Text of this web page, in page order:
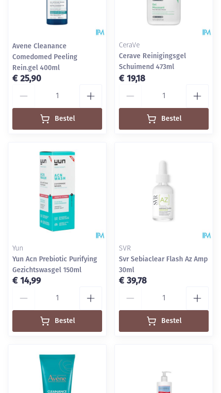
Avene Cleanance
Comedomed Peeling
Rein.gel 400ml
€ 25,90
Bestel
CeraVe
Cerave Reinigingsgel
Schuimend 473ml
€ 19,18
Bestel
Yun
Yun Acn Prebiotic Purifying
Gezichtswasgel 150ml
€ 14,99
Bestel
SVR
Svr Sebiaclear Flash Az Amp
30ml
€ 39,78
Bestel